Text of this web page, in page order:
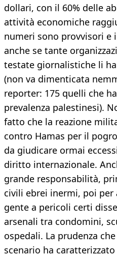
dollari, con il 60% delle
attività economiche
numeri sono provvisori e
anche se tante
testate giornalistiche li
(non va dimenticata
reporter: 175 quelli che
prevalenza palestinesi).
fatto che la reazione
contro Hamas per il
da giudicare ormai
diritto internazionale.
grande responsabilità,
civili ebrei inermi, poi per
gente a pericoli certi
arsenali tra condomini,
ospedali. La prudenza
scenario ha